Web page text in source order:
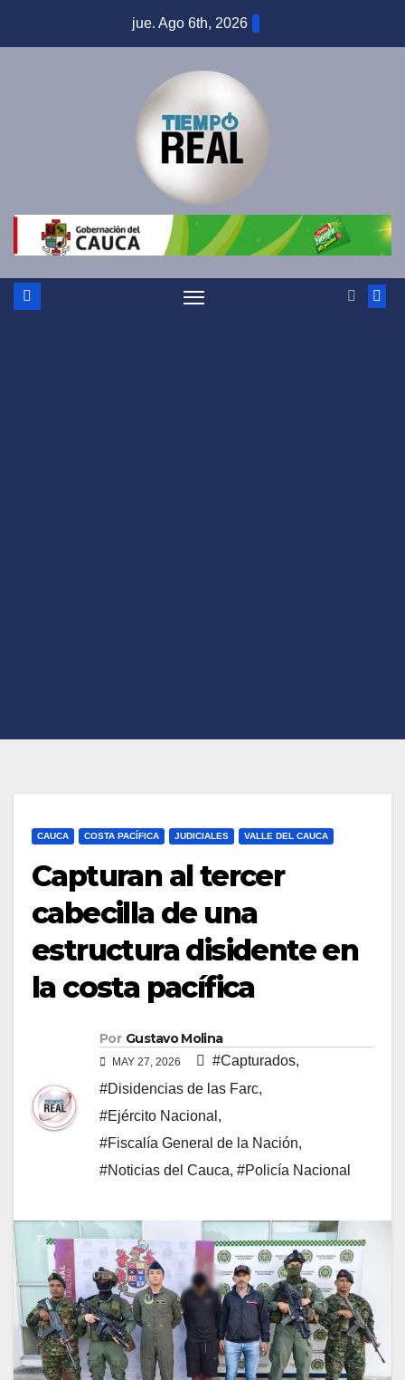
jue. Ago 6th, 2026
CAUCA COSTA PACÍFICA JUDICIALES VALLE DEL CAUCA
Capturan al tercer
cabecilla de una
estructura disidente en
la costa pacífica
Por Gustavo Molina
MAY 27, 2026 #Capturados,
#Disidencias de las Farc,
#Ejército Nacional ,
#Fiscalía General de la Nación,
#Noticias del Cauca, #Policía Nacional